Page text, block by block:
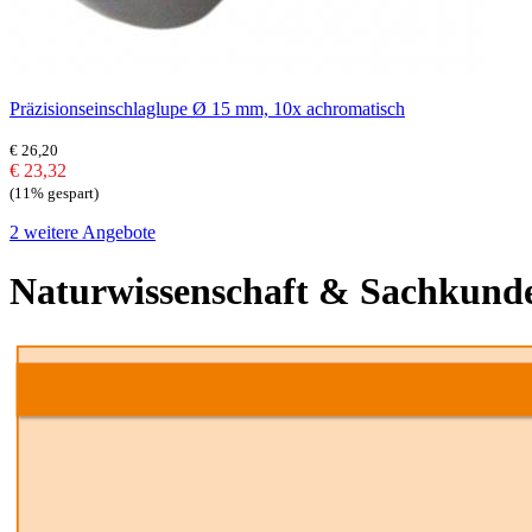
Präzisionseinschlaglupe Ø 15 mm, 10x achromatisch
€ 26,20
€ 23,32
(11% gespart)
2 weitere Angebote
Naturwissenschaft &